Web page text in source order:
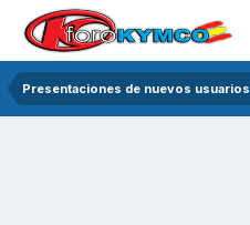
Presentaciones de nuevos usuarios